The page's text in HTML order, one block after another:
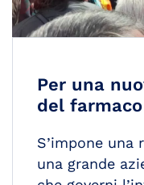
Per una
del farmaco
S’impone
una grande